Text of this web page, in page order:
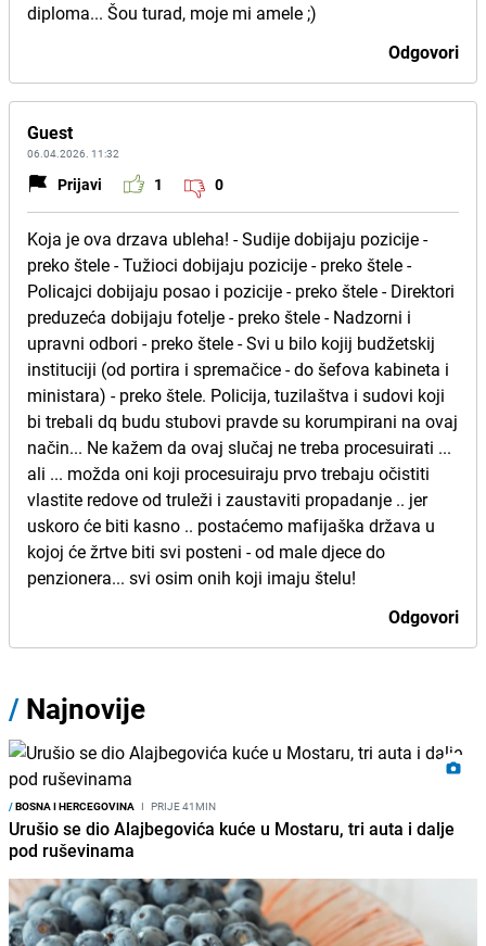
diploma... Šou turad, moje mi amele ;)
Odgovori
Guest
06.04.2026. 11:32
Prijavi 1 0
Koja je ova drzava ubleha! - Sudije dobijaju pozicije -
preko štele - Tužioci dobijaju pozicije - preko štele -
Policajci dobijaju posao i pozicije - preko štele - Direktori
preduzeća dobijaju fotelje - preko štele - Nadzorni i
upravni odbori - preko štele - Svi u bilo kojij budžetskij
instituciji (od portira i spremačice - do šefova kabineta i
ministara) - preko štele. Policija, tuzilaštva i sudovi koji
bi trebali dq budu stubovi pravde su korumpirani na ovaj
način... Ne kažem da ovaj slučaj ne treba procesuirati ...
ali ... možda oni koji procesuiraju prvo trebaju očistiti
vlastite redove od truleži i zaustaviti propadanje .. jer
uskoro će biti kasno .. postaćemo mafijaška država u
kojoj će žrtve biti svi posteni - od male djece do
penzionera... svi osim onih koji imaju štelu!
Odgovori
/ Najnovije
/BOSNA I HERCEGOVINA I PRIJE 41MIN
Urušio se dio Alajbegovića kuće u Mostaru, tri auta i dalje
pod ruševinama